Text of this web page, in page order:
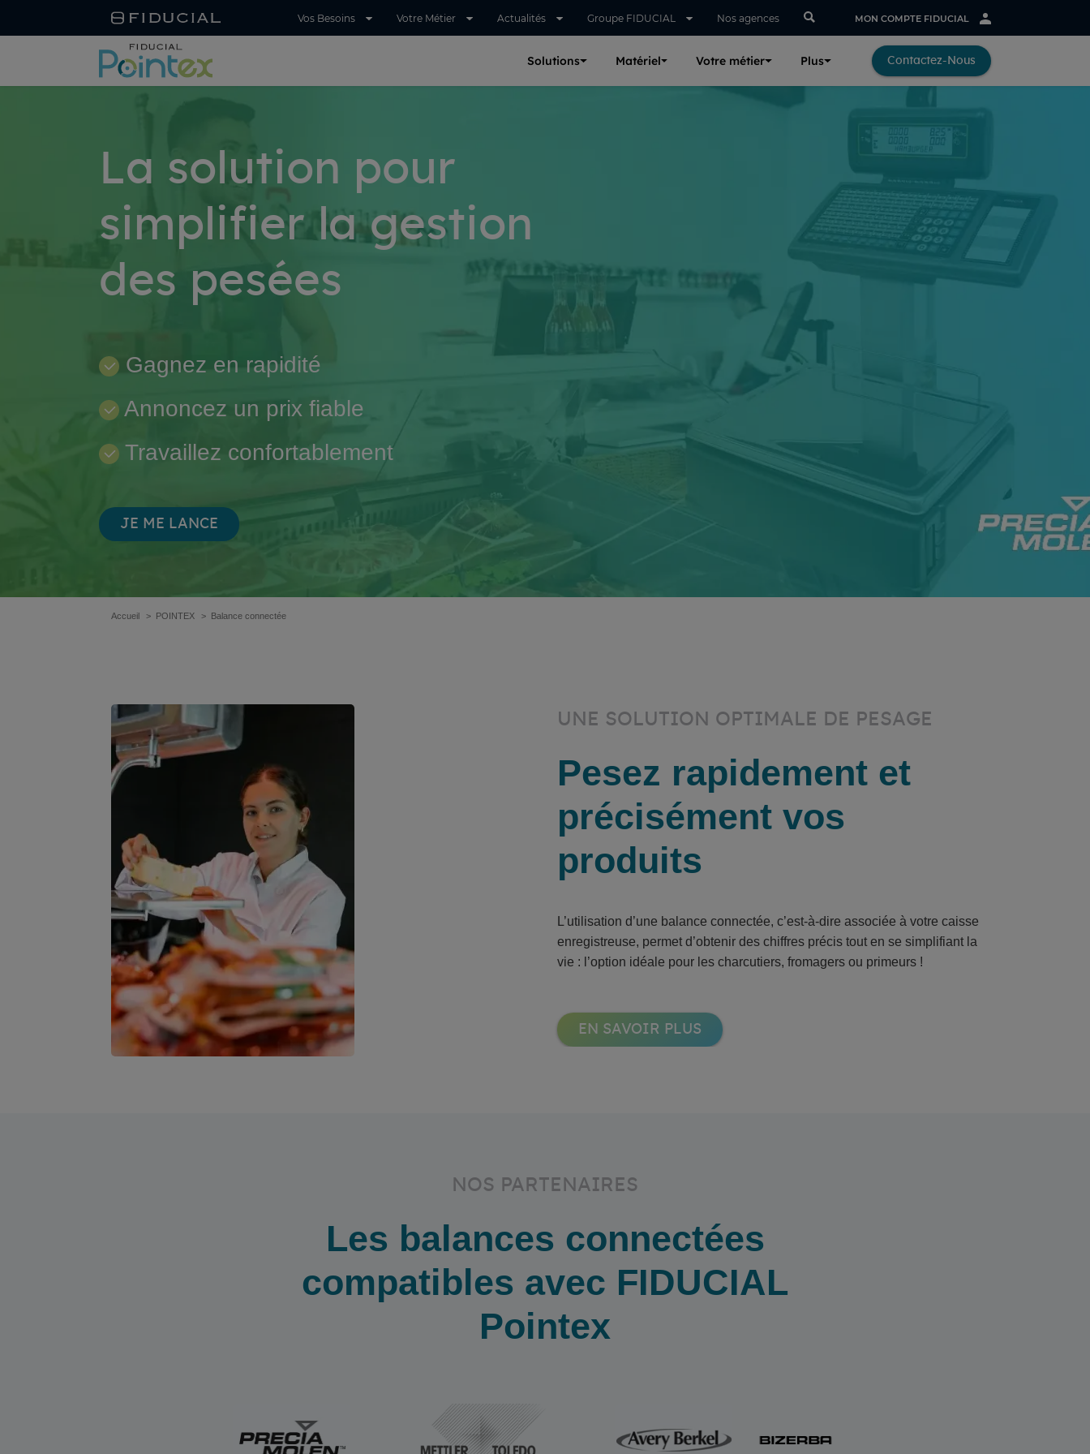
Vos Besoins Votre Métier Actualités Groupe FIDUCIAL Nos agences MON COMPTE FIDUCIAL
Solutions Matériel Votre métier Plus Contactez-Nous
La solution pour
simplifier la gestion
des pesées
Gagnez en rapidité
Annoncez un prix fiable
Travaillez confortablement
JE ME LANCE
Accueil POINTEX Balance connectée
UNE SOLUTION OPTIMALE DE PESAGE
Pesez rapidement et
précisément vos
produits
L’utilisation d’une balance connectée, c’est-à-dire associée à votre caisse
enregistreuse, permet d’obtenir des chiffres précis tout en se simplifiant la
vie : l’option idéale pour les charcutiers, fromagers ou primeurs !
EN SAVOIR PLUS
NOS PARTENAIRES
Les balances connectées
compatibles avec FIDUCIAL
Pointex